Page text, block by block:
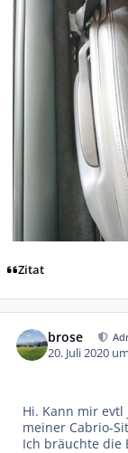
Zitat
brose
20. Juli 2020
Hi. Kann mir
meiner Cabrio-
Ich bräuchte die